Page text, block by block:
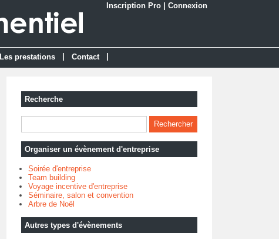
Inscription Pro Connexion
Les prestations Contact
Recherche
Organiser un évènement d'entreprise
Soirée d'entreprise
Team building
Voyage incentive d'entreprise
Séminaire, salon et convention
Arbre de Noël
Autres types d'évènements